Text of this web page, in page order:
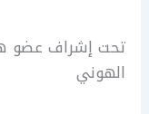
تحت إشراف عضو
الهوني